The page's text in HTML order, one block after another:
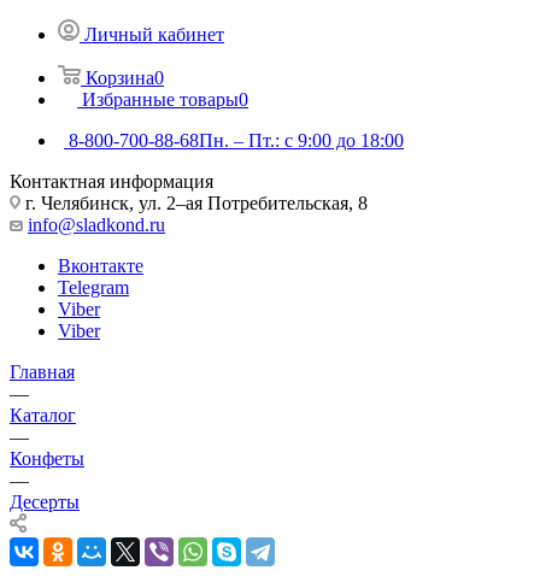
Личный кабинет
Корзина0
Избранные товары0
8-800-700-88-68Пн. – Пт.: с 9:00 до 18:00
Контактная информация
г. Челябинск, ул. 2–ая Потребительская, 8
info@sladkond.ru
Вконтакте
Telegram
Viber
Viber
Главная
—
Каталог
—
Конфеты
—
Десерты